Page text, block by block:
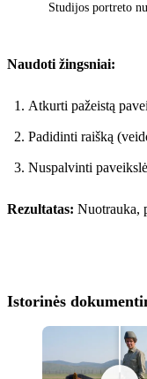
Studijos portreto
Naudoti žingsniai:
Atkurti pažeistą
Padidinti raišką
Nuspalvinti
Rezultatas: Nuotrauka,
Istorinės